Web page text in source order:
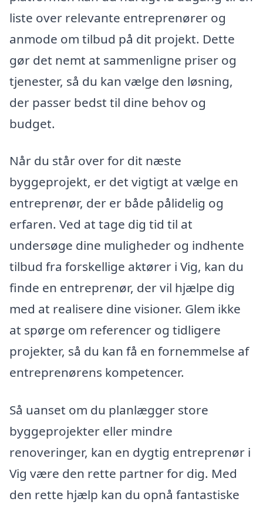
liste over relevante entreprenører og
anmode om tilbud på dit projekt. Dette
gør det nemt at sammenligne priser og
tjenester, så du kan vælge den løsning,
der passer bedst til dine behov og
budget.
Når du står over for dit næste
byggeprojekt, er det vigtigt at vælge en
entreprenør, der er både pålidelig og
erfaren. Ved at tage dig tid til at
undersøge dine muligheder og indhente
tilbud fra forskellige aktører i Vig, kan du
finde en entreprenør, der vil hjælpe dig
med at realisere dine visioner. Glem ikke
at spørge om referencer og tidligere
projekter, så du kan få en fornemmelse af
entreprenørens kompetencer.
Så uanset om du planlægger store
byggeprojekter eller mindre
renoveringer, kan en dygtig entreprenør i
Vig være den rette partner for dig. Med
den rette hjælp kan du opnå fantastiske